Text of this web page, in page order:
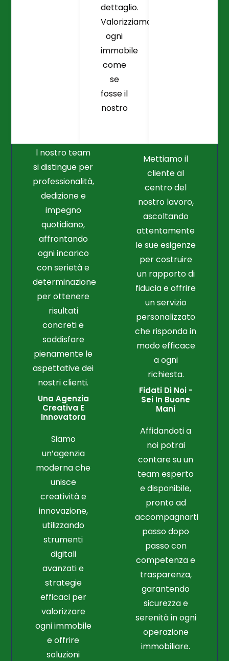
dettaglio.
Valorizziamo
ogni
immobile
come
se
fosse il
nostro
l nostro team
si distingue per
professionalità,
dedizione e
impegno
quotidiano,
affrontando
ogni incarico
con serietà e
determinazione
per ottenere
risultati
concreti e
soddisfare
pienamente le
aspettative dei
nostri clienti.
Una Agenzia
Creativa E
Innovatora
Siamo
un’agenzia
moderna che
unisce
creatività e
innovazione,
utilizzando
strumenti
digitali
avanzati e
strategie
efficaci per
valorizzare
ogni immobile
e offrire
soluzioni
Mettiamo il
cliente al
centro del
nostro lavoro,
ascoltando
attentamente
le sue esigenze
per costruire
un rapporto di
fiducia e offrire
un servizio
personalizzato
che risponda in
modo efficace
a ogni
richiesta.
Fidati Di Noi -
Sei In Buone
Mani
Affidandoti a
noi potrai
contare su un
team esperto
e disponibile,
pronto ad
accompagnarti
passo dopo
passo con
competenza e
trasparenza,
garantendo
sicurezza e
serenità in ogni
operazione
immobiliare.